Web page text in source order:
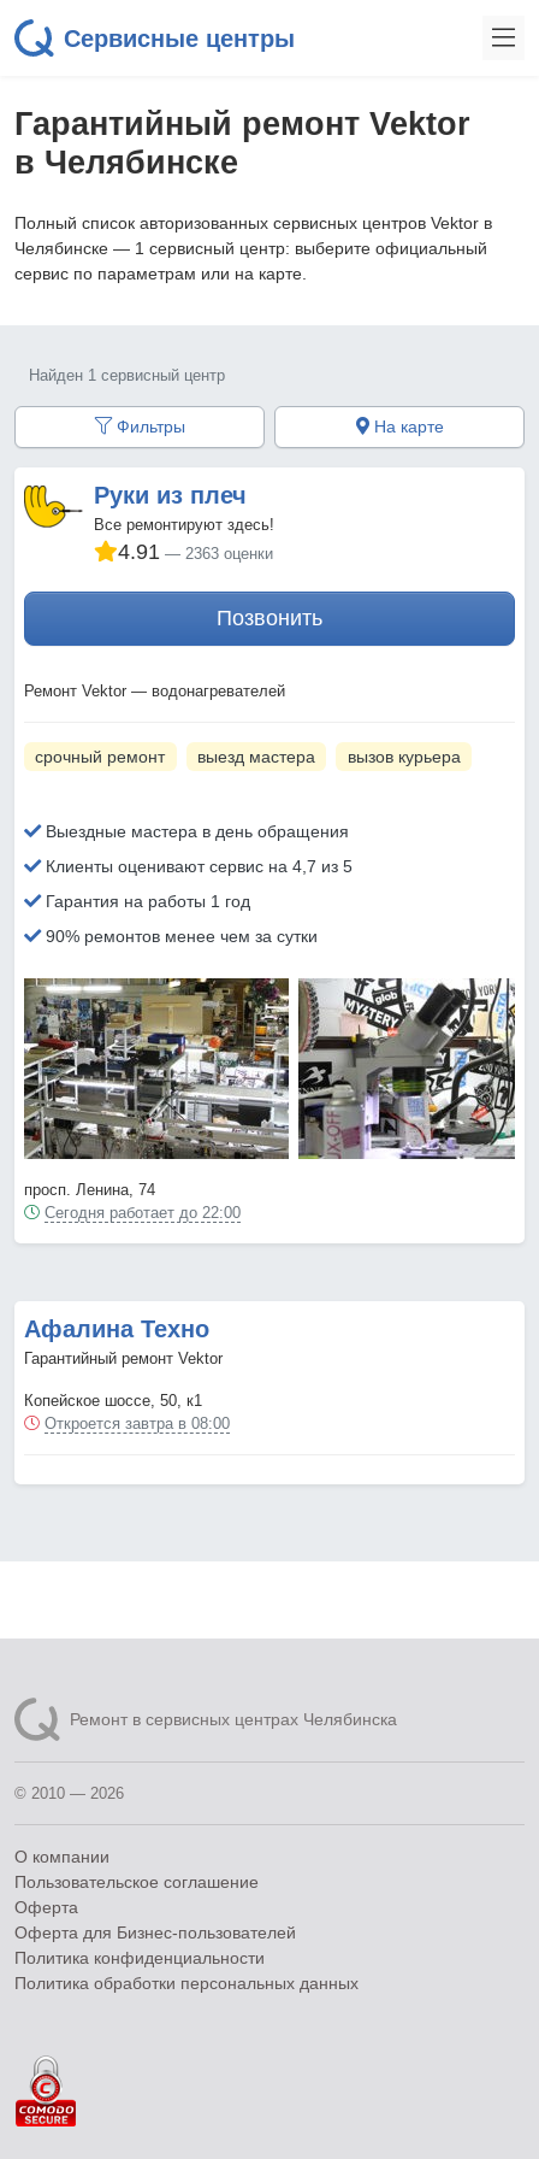
Сервисные центры
Гарантийный ремонт Vektor
в Челябинске
Полный список авторизованных сервисных центров Vektor в
Челябинске — 1 сервисный центр: выберите официальный
сервис по параметрам или на карте.
Найден 1 сервисный центр
Фильтры На карте
Руки из плеч
Все ремонтируют здесь!
4.91 2363 оценки
Позвонить
Ремонт Vektor — водонагревателей
срочный ремонт выезд мастера вызов курьера
Выездные мастера в день обращения
Клиенты оценивают сервис на 4,7 из 5
Гарантия на работы 1 год
90% ремонтов менее чем за сутки
просп. Ленина, 74
Сегодня работает до 22:00
Афалина Техно
Гарантийный ремонт Vektor
Копейское шоссе, 50, к1
Откроется завтра в 08:00
Ремонт в сервисных центрах Челябинска
© 2010 — 2026
О компании
Пользовательское соглашение
Оферта
Оферта для Бизнес-пользователей
Политика конфиденциальности
Политика обработки персональных данных